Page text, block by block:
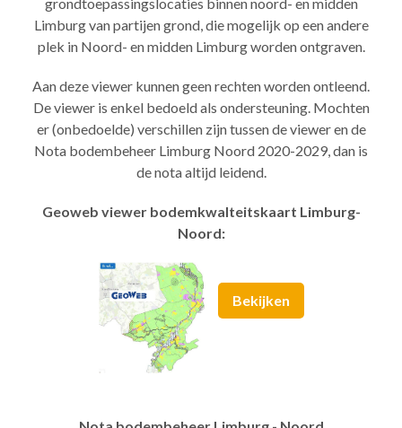
grondtoepassingslocaties binnen noord- en midden
Limburg van partijen grond, die mogelijk op een andere
plek in Noord- en midden Limburg worden ontgraven.
Aan deze viewer kunnen geen rechten worden ontleend.
De viewer is enkel bedoeld als ondersteuning. Mochten
er (onbedoelde) verschillen zijn tussen de viewer en de
Nota bodembeheer Limburg Noord 2020-2029, dan is
de nota altijd leidend.
Geoweb viewer bodemkwalteitskaart Limburg-
Noord:
Bekijken